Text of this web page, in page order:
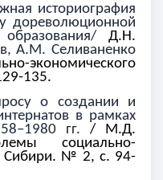
историография
дореволюционной
Д.Н.
А.М. Селиваненко
экономического
135.
о создании и
в рамках
гг. / М.Д.
социально-
Сибири. № 2, с. 94-